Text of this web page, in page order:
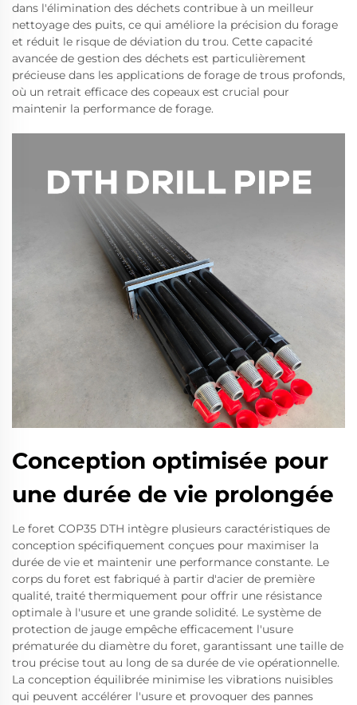
dans l'élimination des déchets contribue à un meilleur
nettoyage des puits, ce qui améliore la précision du forage
et réduit le risque de déviation du trou. Cette capacité
avancée de gestion des déchets est particulièrement
précieuse dans les applications de forage de trous profonds,
où un retrait efficace des copeaux est crucial pour
maintenir la performance de forage.
Conception optimisée pour
une durée de vie prolongée
Le foret COP35 DTH intègre plusieurs caractéristiques de
conception spécifiquement conçues pour maximiser la
durée de vie et maintenir une performance constante. Le
corps du foret est fabriqué à partir d'acier de première
qualité, traité thermiquement pour offrir une résistance
optimale à l'usure et une grande solidité. Le système de
protection de jauge empêche efficacement l'usure
prématurée du diamètre du foret, garantissant une taille de
trou précise tout au long de sa durée de vie opérationnelle.
La conception équilibrée minimise les vibrations nuisibles
qui peuvent accélérer l'usure et provoquer des pannes